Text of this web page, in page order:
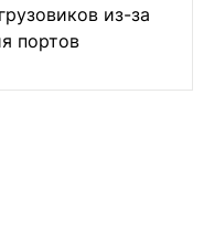
из-за
портов